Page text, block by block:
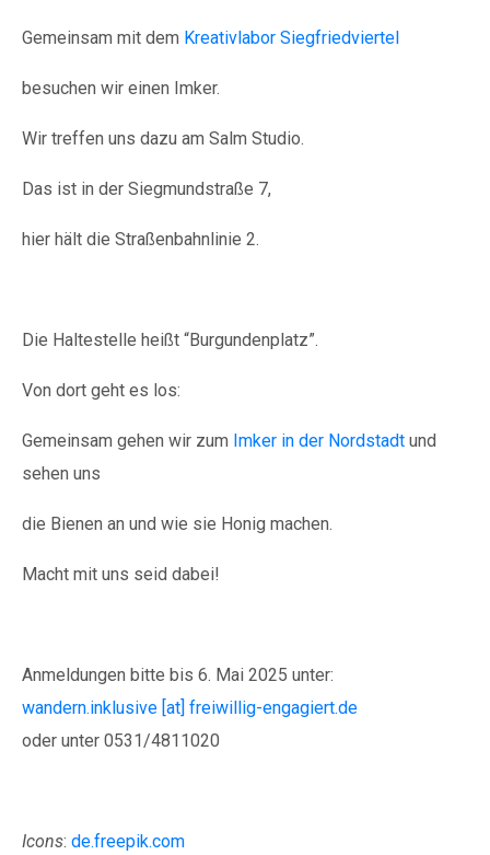
Gemeinsam mit dem Kreativlabor Siegfriedviertel
besuchen wir einen Imker.
Wir treffen uns dazu am Salm Studio.
Das ist in der Siegmundstraße 7,
hier hält die Straßenbahnlinie 2.
Die Haltestelle heißt “Burgundenplatz”.
Von dort geht es los:
Gemeinsam gehen wir zum Imker in der Nordstadt und
sehen uns
die Bienen an und wie sie Honig machen.
Macht mit uns seid dabei!
Anmeldungen bitte bis 6. Mai 2025 unter:
wandern.inklusive [at] freiwillig-engagiert.de
oder unter 0531/4811020
Icons: de.freepik.com
Spenden
möchten, nutzen Sie bitte
diese Kontodaten: